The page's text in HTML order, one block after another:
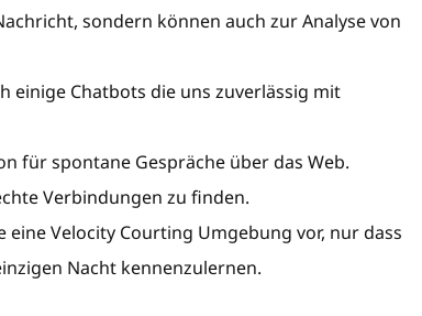
sondern können auch zur Analyse von
einige Chatbots die uns zuverlässig mit
für spontane Gespräche über das Web.
Verbindungen zu finden.
eine Velocity Courting Umgebung vor, nur dass
Nacht kennenzulernen.